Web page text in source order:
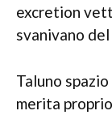
excretion
svanivano
Taluno
merita